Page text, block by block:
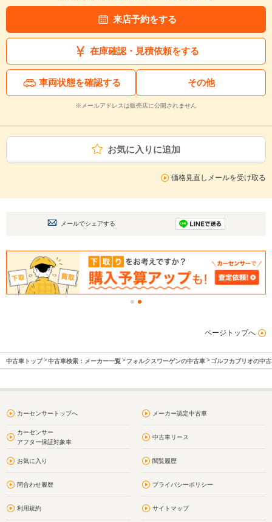
来店予約をする
在庫確認・見積依頼をする
車両状態を確認する その他
※メールアドレスは販売店に公開されません
お気に入りに追加
価格見直しメールを受け取る
メールでシェアする
ページトップへ
中古車トップ 中古車検索：メーカー一覧 フォルクスワーゲンの中古車 ゴルフカブリオの中
カーセンサートップへ メーカー認定中古車
カーセンサー
アフター保証対象車
中古車リース
お気に入り 閲覧履歴
問合わせ履歴 プライバシーポリシー
利用規約 サイトマップ